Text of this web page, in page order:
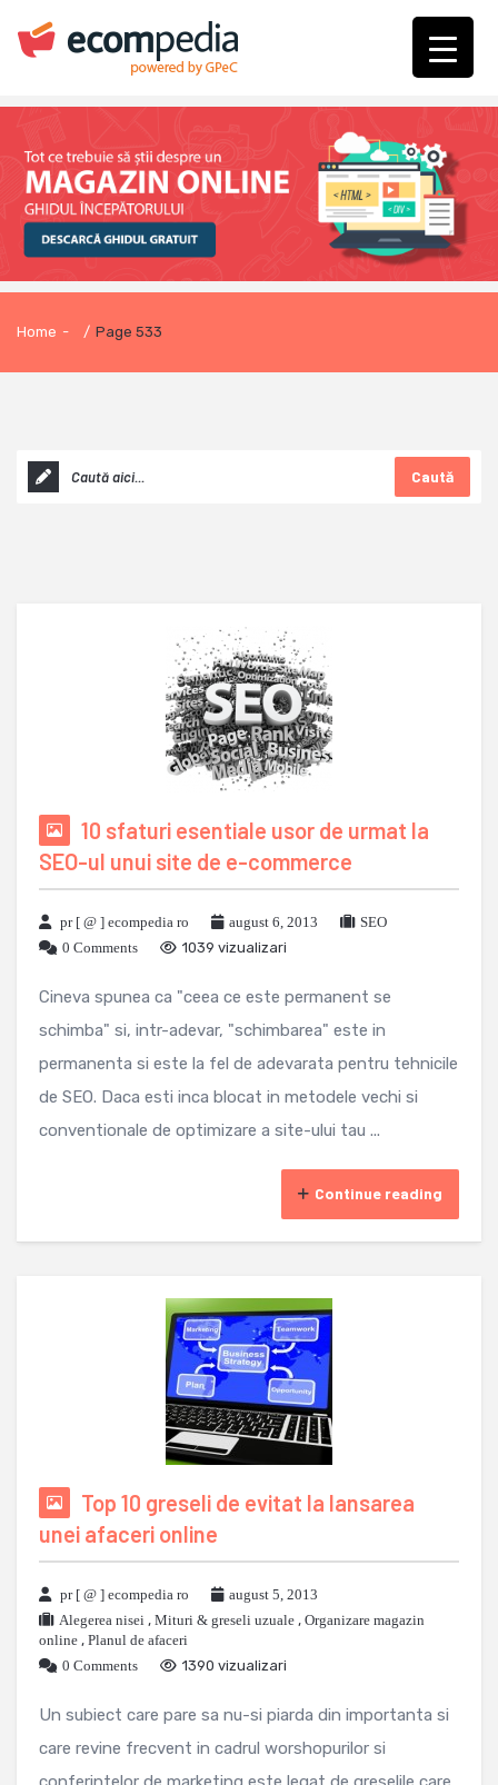
Home - / Page 533
Caută
10 sfaturi esentiale usor de urmat la
SEO-ul unui site de e-commerce
pr [ @ ] ecompedia ro august 6, 2013
SEO
0 Comments
1039 vizualizari
Cineva spunea ca "ceea ce este permanent se
schimba" si, intr-adevar, "schimbarea" este in
permanenta si este la fel de adevarata pentru tehnicile
de SEO. Daca esti inca blocat in metodele vechi si
conventionale de optimizare a site-ului tau ...
Continue reading
Top 10 greseli de evitat la lansarea
unei afaceri online
pr [ @ ] ecompedia ro
august 5, 2013
Alegerea nisei , Mituri & greseli uzuale , Organizare magazin
online , Planul de afaceri
0 Comments
1390 vizualizari
Un subiect care pare sa nu-si piarda din importanta si
care revine frecvent in cadrul worshopurilor si